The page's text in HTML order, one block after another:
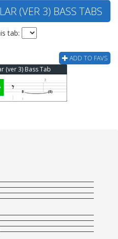
(VER 3) BASS TABS
tab:
ADD TO FAVS
(ver 3) Bass Tab